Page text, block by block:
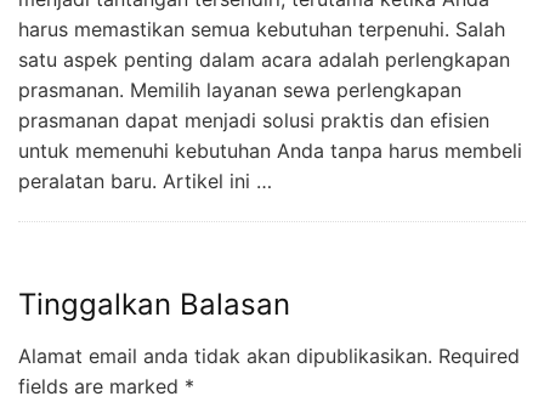
harus memastikan semua kebutuhan terpenuhi. Salah
satu aspek penting dalam acara adalah perlengkapan
prasmanan. Memilih layanan sewa perlengkapan
prasmanan dapat menjadi solusi praktis dan efisien
untuk memenuhi kebutuhan Anda tanpa harus membeli
peralatan baru. Artikel ini …
Tinggalkan Balasan
Alamat email anda tidak akan dipublikasikan. Required
fields are marked *